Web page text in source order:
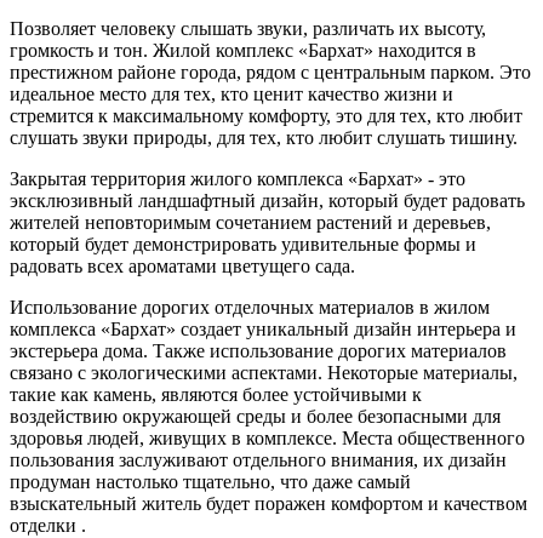
Позволяет человеку слышать звуки, различать их высоту,
громкость и тон. Жилой комплекс «Бархат» находится в
престижном районе города, рядом с центральным парком. Это
идеальное место для тех, кто ценит качество жизни и
стремится к максимальному комфорту, это для тех, кто любит
слушать звуки природы, для тех, кто любит слушать тишину.
Закрытая территория жилого комплекса «Бархат» - это
эксклюзивный ландшафтный дизайн, который будет радовать
жителей неповторимым сочетанием растений и деревьев,
который будет демонстрировать удивительные формы и
радовать всех ароматами цветущего сада.
Использование дорогих отделочных материалов в жилом
комплекса «Бархат» создает уникальный дизайн интерьера и
экстерьера дома. Также использование дорогих материалов
связано с экологическими аспектами. Некоторые материалы,
такие как камень, являются более устойчивыми к
воздействию окружающей среды и более безопасными для
здоровья людей, живущих в комплексе. Места общественного
пользования заслуживают отдельного внимания, их дизайн
продуман настолько тщательно, что даже самый
взыскательный житель будет поражен комфортом и качеством
отделки .